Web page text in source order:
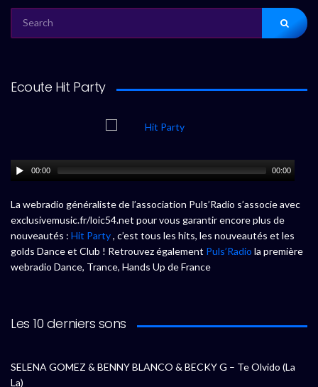
FOR:
Ecoute Hit Party
00:00 00:00
La webradio généraliste de l’association Puls’Radio s’associe avec
exclusivemusic.fr/loic54.net pour vous garantir encore plus de
nouveautés : Hit Party, c’est tous les hits, les nouveautés et les
golds Dance et Club ! Retrouvez également Puls’Radio la première
webradio Dance, Trance, Hands Up de France
Les 10 derniers sons
SELENA GOMEZ & BENNY BLANCO & BECKY G – Te Olvido (La
La)